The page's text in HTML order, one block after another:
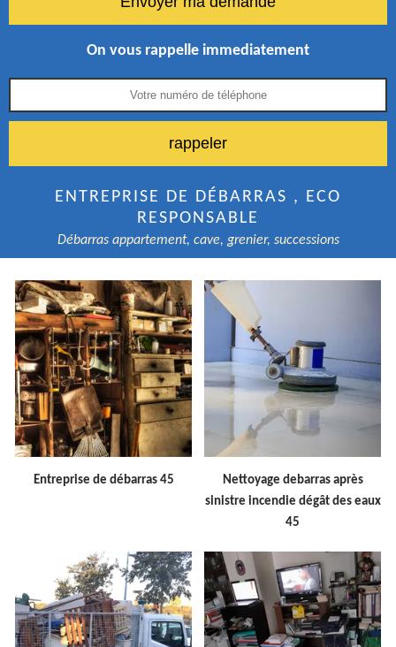
On vous rappelle immediatement
ENTREPRISE DE DÉBARRAS , ECO
RESPONSABLE
Débarras appartement, cave, grenier, successions
Entreprise de débarras 45
Nettoyage debarras après
sinistre incendie dégât des eaux
45